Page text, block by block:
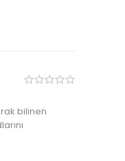
bilinen